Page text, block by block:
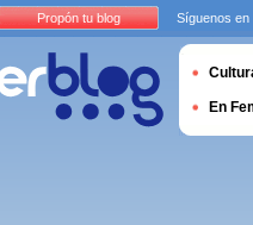
Propón tu blog Síguenos en
En